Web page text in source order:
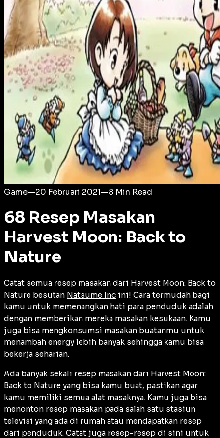
Login
Game—20 Februari 2021—8 Min Read
68 Resep Masakan
Harvest Moon: Back to
Nature
Catat semua resep masakan dari Harvest Moon: Back to
Nature besutan Natsume Inc ini! Cara termudah bagi
kamu untuk memenangkan hati para penduduk adalah
dengan memberikan mereka masakan kesukaan. Kamu
juga bisa mengkonsumsi masakan buatanmu untuk
menambah energy lebih banyak sehingga kamu bisa
bekerja seharian.
Ada banyak sekali resep masakan dari Harvest Moon:
Back to Nature yang bisa kamu buat, pastikan agar
kamu memiliki semua alat masaknya. Kamu juga bisa
menonton resep masakan pada salah satu stasiun
televisi yang ada di rumah atau mendapatkan resep
dari penduduk. Catat juga resep-resep di sini untuk